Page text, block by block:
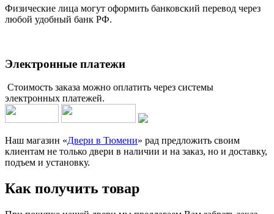
Физические лица могут оформить банковский перевод через
любой удобный банк РФ.
Электронные платежи
Стоимость заказа можно оплатить через системы
электронных платежей.
Наш магазин «Двери в Тюмени» рад предложить своим
клиентам не только двери в наличии и на заказ, но и доставку,
подъем и установку.
Как получить товар